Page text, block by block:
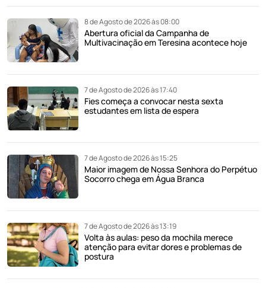
8 de Agosto de 2026 às 08:00
Abertura oficial da Campanha de
Multivacinação em Teresina acontece hoje
7 de Agosto de 2026 às 17:40
Fies começa a convocar nesta sexta
estudantes em lista de espera
7 de Agosto de 2026 às 15:25
Maior imagem de Nossa Senhora do Perpétuo
Socorro chega em Água Branca
7 de Agosto de 2026 às 13:19
Volta às aulas: peso da mochila merece
atenção para evitar dores e problemas de
postura